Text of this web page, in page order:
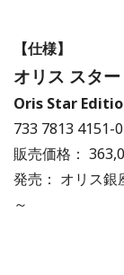
【仕様】
オリス スタ
Oris Star
733 7813 4151-
販売価格：
発売： オリス銀
～